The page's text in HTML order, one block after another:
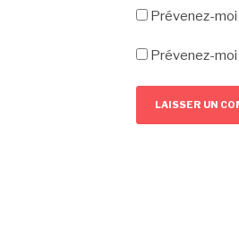
Prévenez-
Prévenez-